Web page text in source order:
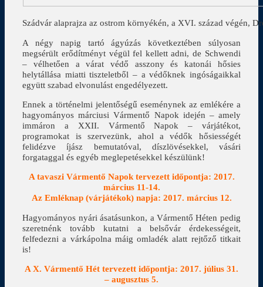
Szádvár alaprajza az ostrom környékén, a XVI. század végén,
A négy napig tartó ágyúzás következtében súlyosan
megsérült erődítményt végül fel kellett adni, de Schwendi
– vélhetően a várat védő asszony és katonái hősies
helytállása miatti tiszteletből – a védőknek ingóságaikkal
együtt szabad elvonulást engedélyezett.
Ennek a történelmi jelentőségű eseménynek az emlékére a
hagyományos márciusi Vármentő Napok idején – amely
immáron a XXII. Vármentő Napok – várjátékot,
programokat is szervezünk, ahol a védők hősiességét
felidézve íjász bemutatóval, díszlövésekkel, vásári
forgataggal és egyéb meglepetésekkel készülünk!
A tavaszi Vármentő Napok tervezett időpontja: 2017.
március 11-14.
Az Emléknap (várjátékok) napja: 2017. március 12.
Hagyományos nyári ásatásunkon, a Vármentő Héten pedig
szeretnénk tovább kutatni a belsővár érdekességeit,
felfedezni a várkápolna máig omladék alatt rejtőző titkait
is!
A X. Vármentő Hét tervezett időpontja: 2017. július 31.
– augusztus 5.